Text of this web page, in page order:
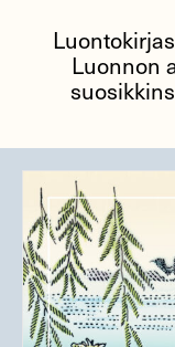
Luonnon